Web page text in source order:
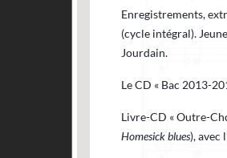
Enregistrements,
(cycle intégral).
Jourdain.
Le CD « Bac 2013-
Livre-CD « Outre-
Homesick blues), avec